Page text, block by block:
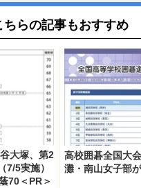
ちらの記事もおすすめ
大塚、第2
7/5実施）
70＜PR＞
高校囲碁全国大
灘・南山女子部